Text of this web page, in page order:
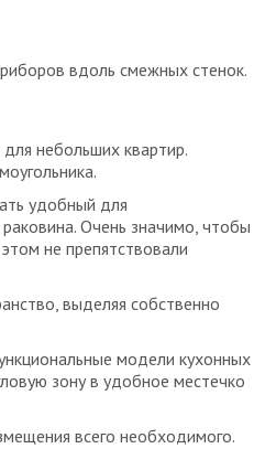
вдоль смежных стенок.
небольших квартир.
удобный для
Очень значимо, чтобы
не препятствовали
выделяя собственно
модели кухонных
зону в удобное местечко
всего необходимого.